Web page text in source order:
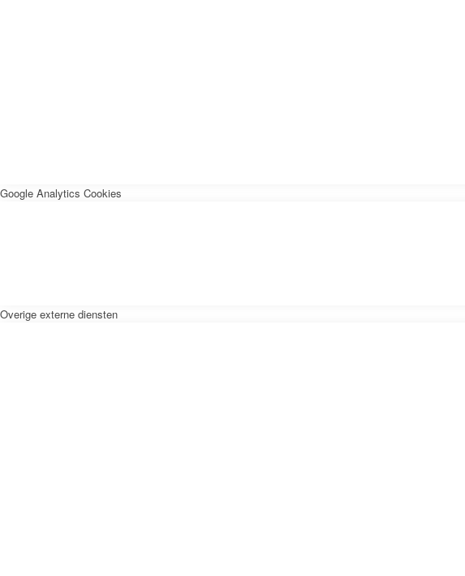
Google Analytics Cookies
Overige externe diensten